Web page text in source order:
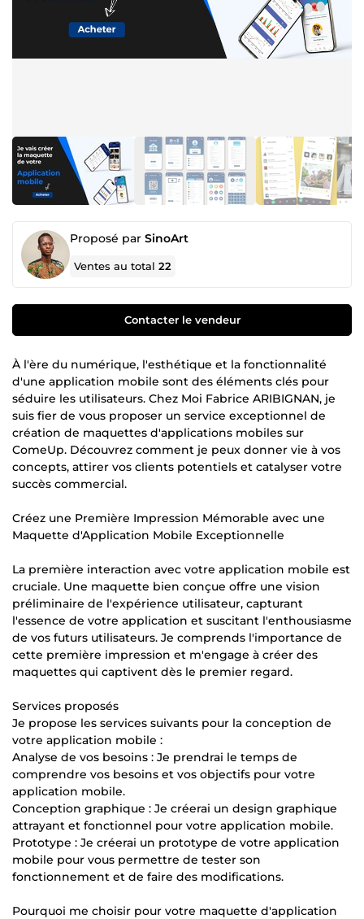
Proposé par SinoArt
Ventes au total22
Contacter le vendeur
À l'ère du numérique, l'esthétique et la fonctionnalité
d'une application mobile sont des éléments clés pour
séduire les utilisateurs. Chez Moi Fabrice ARIBIGNAN, je
suis fier de vous proposer un service exceptionnel de
création de maquettes d'applications mobiles sur
ComeUp. Découvrez comment je peux donner vie à vos
concepts, attirer vos clients potentiels et catalyser votre
succès commercial.
Créez une Première Impression Mémorable avec une
Maquette d'Application Mobile Exceptionnelle
La première interaction avec votre application mobile est
cruciale. Une maquette bien conçue offre une vision
préliminaire de l'expérience utilisateur, capturant
l'essence de votre application et suscitant l'enthousiasme
de vos futurs utilisateurs. Je comprends l'importance de
cette première impression et m'engage à créer des
maquettes qui captivent dès le premier regard.
Services proposés
Je propose les services suivants pour la conception de
votre application mobile :
Analyse de vos besoins : Je prendrai le temps de
comprendre vos besoins et vos objectifs pour votre
application mobile.
Conception graphique : Je créerai un design graphique
attrayant et fonctionnel pour votre application mobile.
Prototype : Je créerai un prototype de votre application
mobile pour vous permettre de tester son
fonctionnement et de faire des modifications.
Pourquoi me choisir pour votre maquette d'application